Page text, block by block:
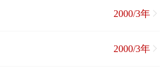
2000/3年
2000/3年